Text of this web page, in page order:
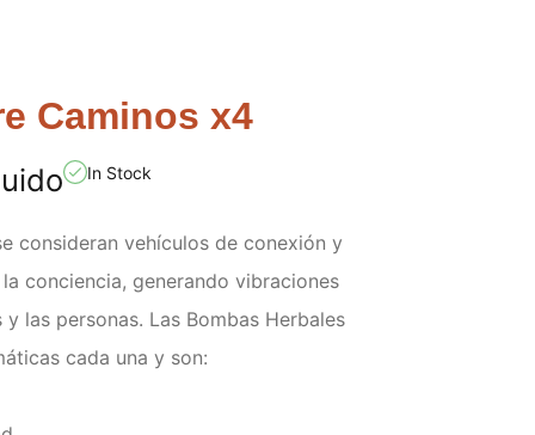
Caminos x4
In Stock
consideran vehículos de conexión y
conciencia, generando vibraciones
las personas. Las Bombas Herbales
cada una y son: